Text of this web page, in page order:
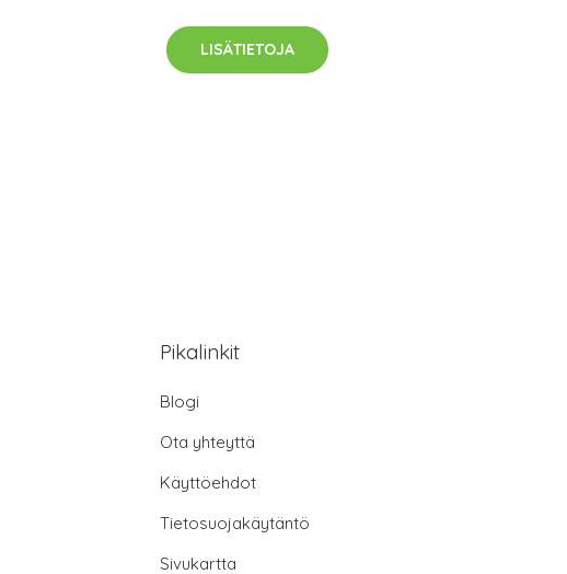
LISÄTIETOJA
Pikalinkit
Blogi
Ota yhteyttä
Käyttöehdot
Tietosuojakäytäntö
Sivukartta